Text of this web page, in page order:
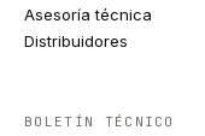
Asesoría técnica
Distribuidores
BOLETÍN TÉCNICO